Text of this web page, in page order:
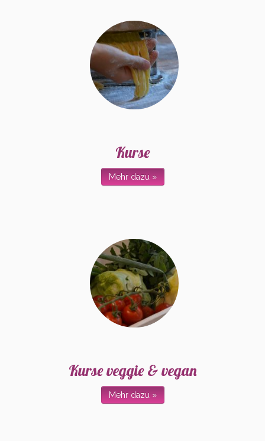
Kurse
Mehr dazu »
Kurse veggie & vegan
Mehr dazu »